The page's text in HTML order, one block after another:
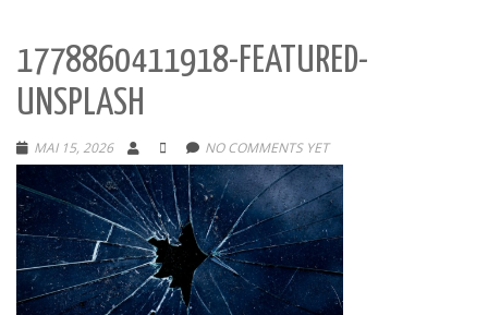
1778860411918-FEATURED-
UNSPLASH
MAI 15, 2026 NO COMMENTS YET